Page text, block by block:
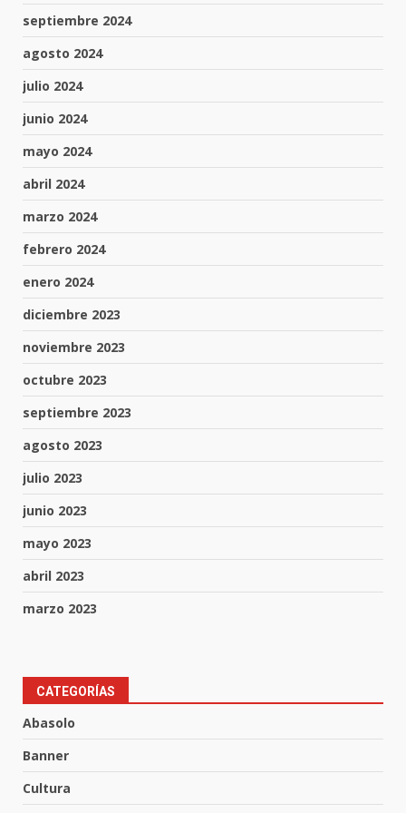
septiembre 2024
agosto 2024
julio 2024
junio 2024
mayo 2024
abril 2024
marzo 2024
febrero 2024
enero 2024
diciembre 2023
noviembre 2023
octubre 2023
septiembre 2023
agosto 2023
julio 2023
junio 2023
mayo 2023
abril 2023
marzo 2023
CATEGORÍAS
Abasolo
Banner
Cultura
3
vidas.
Incendio en taller mecánico de